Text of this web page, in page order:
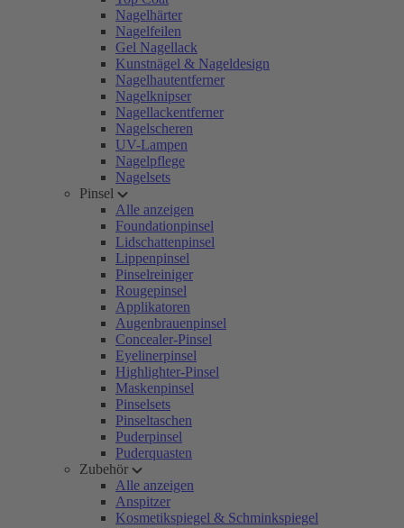
Nagelhärter
Nagelfeilen
Gel Nagellack
Kunstnägel & Nageldesign
Nagelhautentferner
Nagelknipser
Nagellackentferner
Nagelscheren
UV-Lampen
Nagelpflege
Nagelsets
Pinsel
Alle anzeigen
Foundationpinsel
Lidschattenpinsel
Lippenpinsel
Pinselreiniger
Rougepinsel
Applikatoren
Augenbrauenpinsel
Concealer-Pinsel
Eyelinerpinsel
Highlighter-Pinsel
Maskenpinsel
Pinselsets
Pinseltaschen
Puderpinsel
Puderquasten
Zubehör
Alle anzeigen
Anspitzer
Kosmetikspiegel & Schminkspiegel